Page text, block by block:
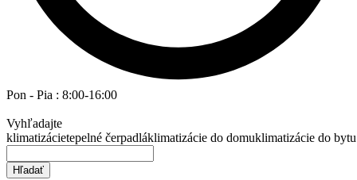
Pon - Pia : 8:00-16:00
Vyhľadajte
klimatizácietepelné čerpadláklimatizácie do domuklimatizácie do bytu
Hľadať